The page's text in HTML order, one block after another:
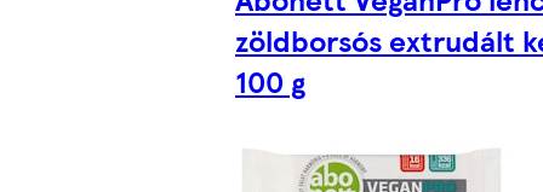
zöldborsós extrudált
100 g